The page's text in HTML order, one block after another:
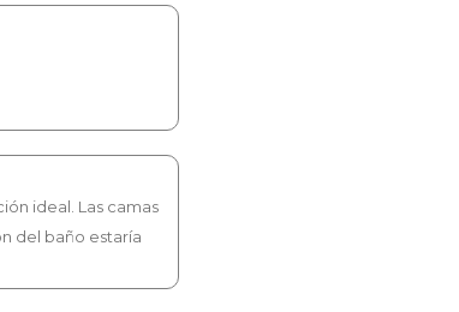
ideal. Las camas
del baño estaría